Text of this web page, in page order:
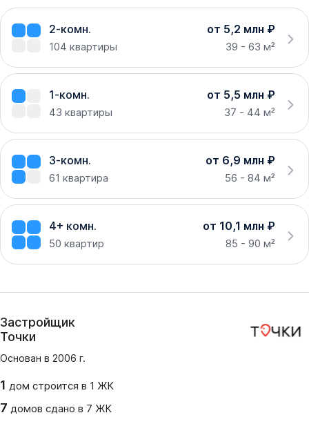
2-комн. от 5,2 млн ₽
104 квартиры 39 - 63 м²
1-комн. от 5,5 млн ₽
43 квартиры 37 - 44 м²
3-комн. от 6,9 млн ₽
61 квартира 56 - 84 м²
4+ комн. от 10,1 млн ₽
50 квартир 85 - 90 м²
Застройщик
Точки
Основан в 2006 г.
1 дом строится в 1 ЖК
7 домов сдано в 7 ЖК